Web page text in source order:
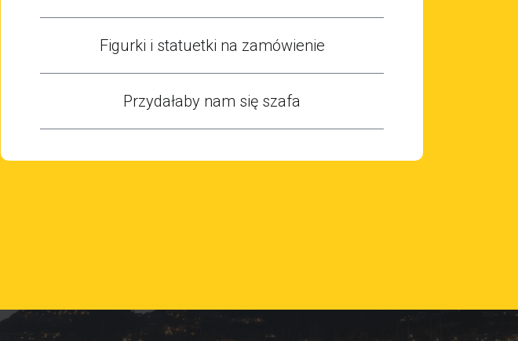
Figurki i statuetki na zamówienie
Przydałaby nam się szafa